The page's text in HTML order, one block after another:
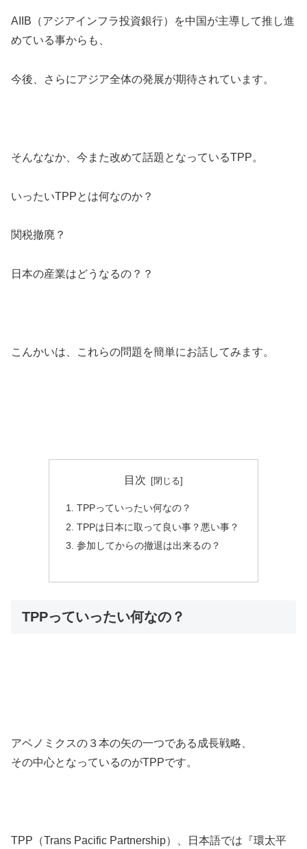
AIIB（アジアインフラ投資銀行）を中国が主導して推し進
めている事からも、
今後、さらにアジア全体の発展が期待されています。
そんななか、今また改めて話題となっているTPP。
いったいTPPとは何なのか？
関税撤廃？
日本の産業はどうなるの？？
こんかいは、これらの問題を簡単にお話してみます。
目次
TPPっていったい何なの？
TPPは日本に取って良い事？悪い事？
参加してからの撤退は出来るの？
TPPっていったい何なの？
アベノミクスの３本の矢の一つである成長戦略、
その中心となっているのがTPPです。
TPP（Trans Pacific Partnership）、日本語では『環太平